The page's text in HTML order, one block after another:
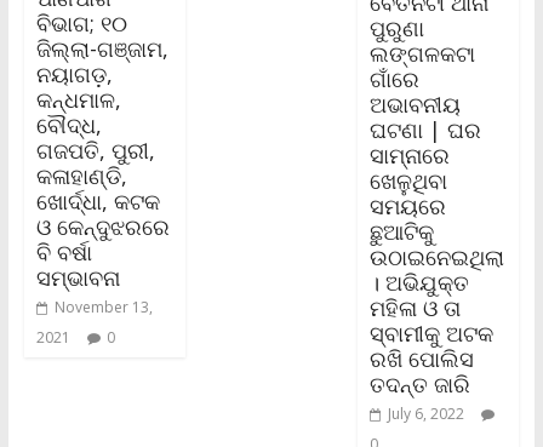
ବିଭାଗ; ୧୦
ଜିଲ୍ଲା-ଗଞ୍ଜାମ,
ନୟାଗଡ଼,
କନ୍ଧମାଳ,
ବୌଦ୍ଧ,
ଗଜପତି, ପୁରୀ,
କଳାହାଣ୍ଡି,
ଖୋର୍ଦ୍ଧା, କଟକ
ଓ କେନ୍ଦୁଝରରେ
ବି ବର୍ଷା
ସମ୍ଭାବନା
November 13,
2021
0
ପୁରୁଣା
ଲଙ୍ଗଳକଟା
ଗାଁରେ
ଅଭାବନୀୟ
ଘଟଣା | ଘର
ସାମ୍ନାରେ
ଖେଳୁଥିବା
ସମୟରେ
ଛୁଆଟିକୁ
ଉଠାଇନେଇଥିଲା
। ଅଭିଯୁକ୍ତ
ମହିଳା ଓ ତା
ସ୍ବାମୀକୁ ଅଟକ
ରଖି ପୋଲିସ
ତଦନ୍ତ ଜାରି
July 6, 2022